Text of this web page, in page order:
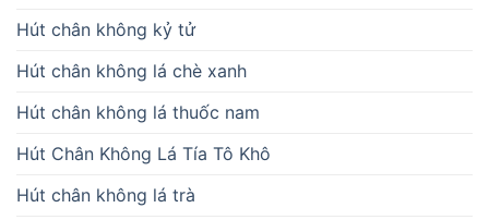
Hút chân không kỷ tử
Hút chân không lá chè xanh
Hút chân không lá thuốc nam
Hút Chân Không Lá Tía Tô Khô
Hút chân không lá trà